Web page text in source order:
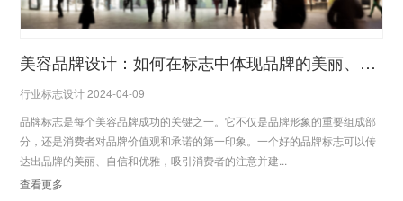
美容品牌设计：如何在标志中体现品牌的美丽、自信和优雅？
行业标志设计 2024-04-09
品牌标志是每个美容品牌成功的关键之一。它不仅是品牌形象的重要组成部
分，还是消费者对品牌价值观和承诺的第一印象。一个好的品牌标志可以传
达出品牌的美丽、自信和优雅，吸引消费者的注意并建...
查看更多